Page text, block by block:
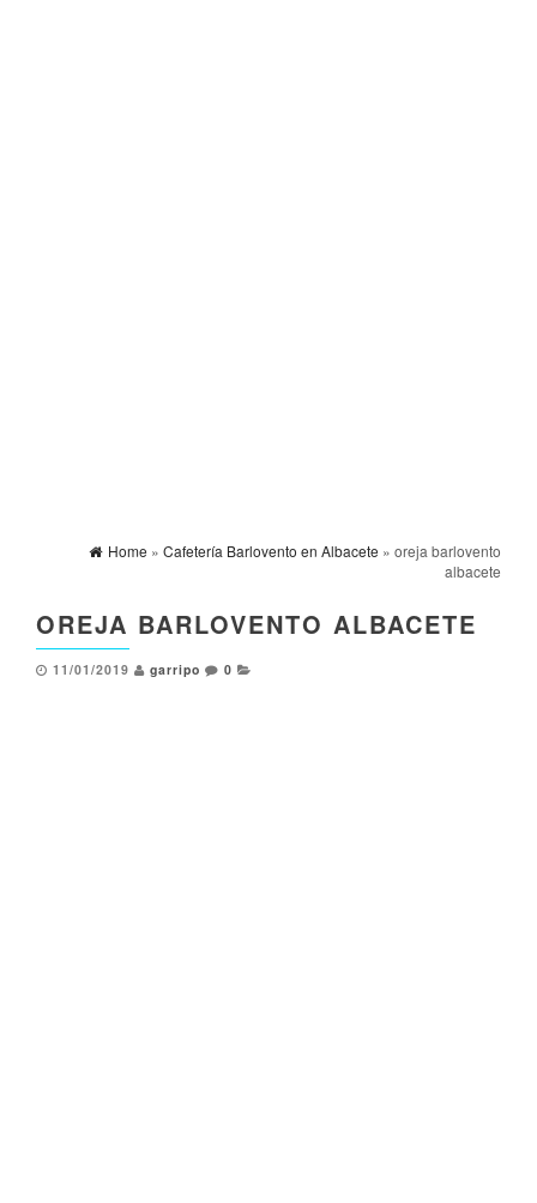
Home » Cafetería Barlovento en Albacete » oreja barlovento
albacete
OREJA BARLOVENTO ALBACETE
11/01/2019 garripo 0